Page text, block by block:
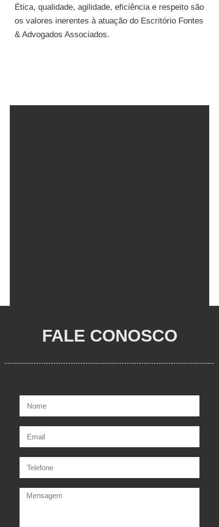
Ética, qualidade, agilidade, eficiência e respeito são
os valores inerentes à atuação do Escritório Fontes
& Advogados Associados.
FALE CONOSCO